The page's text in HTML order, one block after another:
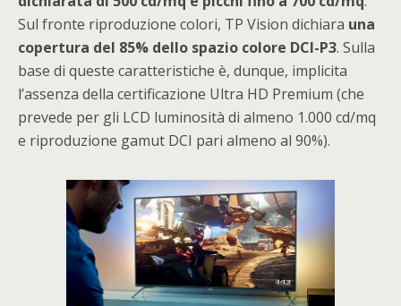
Sul fronte riproduzione colori, TP Vision dichiara una
copertura del 85% dello spazio colore DCI-P3. Sulla
base di queste caratteristiche è, dunque, implicita
l’assenza della certificazione Ultra HD Premium (che
prevede per gli LCD luminosità di almeno 1.000 cd/mq
e riproduzione gamut DCI pari almeno al 90%).